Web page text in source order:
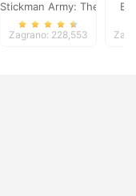
Stickman Army: The
Zagrano: 228,553